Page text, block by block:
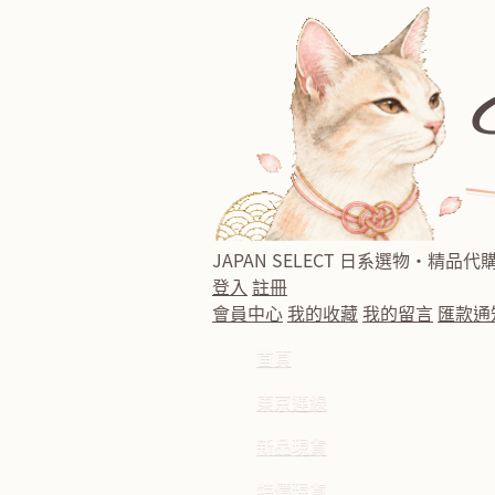
JAPAN SELECT 日系選物・精品代
登入 註冊
會員中心我的收藏我的留言 匯款
首頁
東京連線
新品現貨
特價現貨